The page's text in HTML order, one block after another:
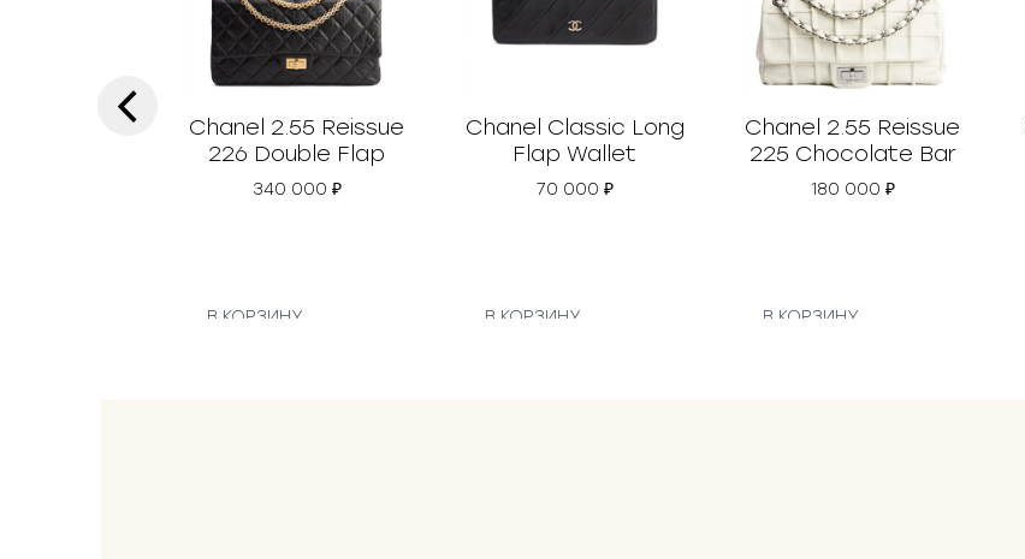
Chanel 2.55 Reissue
226 Double Flap
340 000 ₽
В КОРЗИНУ
Chanel Classic Long
Flap Wallet
70 000 ₽
В КОРЗИНУ
Chanel 2.55 Reissue
225 Chocolate Bar
180 000 ₽
В КОРЗИНУ
‹